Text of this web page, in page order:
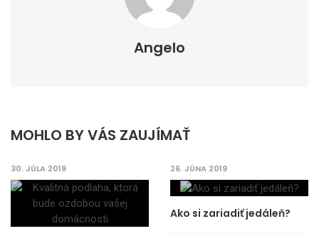
Angelo
MOHLO BY VÁS ZAUJÍMAŤ
30. JÚLA 2019 26. JÚNA 2019
Ako si zariadiť jedáleň?